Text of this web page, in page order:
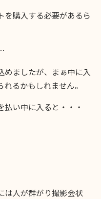
を購入する必要があるら
めましたが、まぁ中に入
るかもしれません。
い中に入ると・・・
は人が群がり撮影会状